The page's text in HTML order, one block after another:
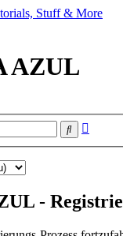
Stuff & More
AZUL
Suche
-